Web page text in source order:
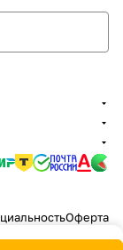
Оферта